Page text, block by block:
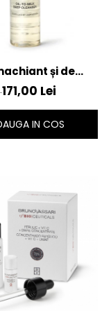
și de
Bruno Vassari
150ml – Bruno
171,00 Lei
IN COS